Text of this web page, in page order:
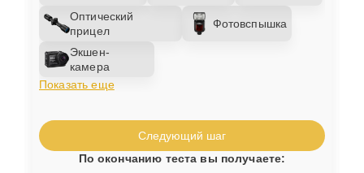
Оптический
прицел
Фотовспышка
Экшен-
камера
Показать еще
Следующий шаг
По окончанию теста вы получаете: